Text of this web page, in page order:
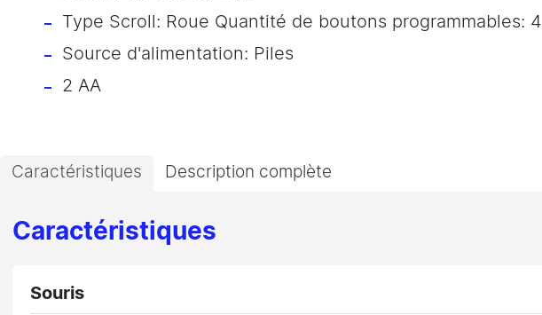
Type Scroll: Roue Quantité de boutons programmables: 4
Source d'alimentation: Piles
2 AA
Caractéristiques Description complète
Caractéristiques
Souris